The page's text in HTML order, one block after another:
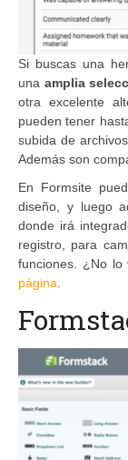
Si buscas una
una amplia
otra excelente
pueden tener
subida de
Además son
En Formsite
diseño, y luego
donde irá
registro, para
funciones. ¿No
página